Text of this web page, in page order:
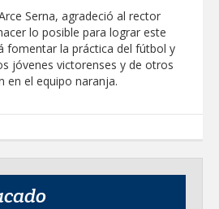
Serna, agradeció al rector
lo posible para lograr este
fomentar la práctica del fútbol y
jóvenes victorenses y de otros
en el equipo naranja.